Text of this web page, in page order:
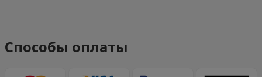
Способы оплаты